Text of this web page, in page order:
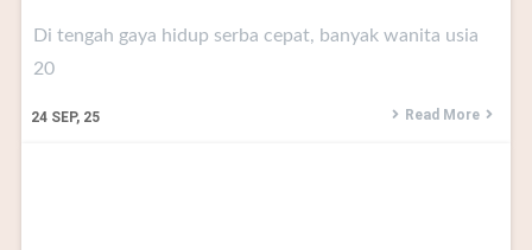
24 SEP, 25
Di tengah gaya hidup serba cepat, banyak wanita usia
20
Read More